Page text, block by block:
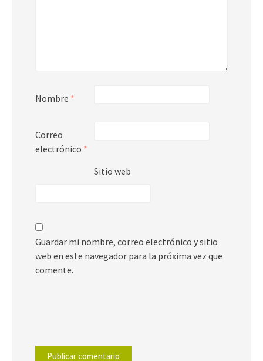
Nombre *
Correo
electrónico *
Sitio web
Guardar mi nombre, correo electrónico y sitio
web en este navegador para la próxima vez que
comente.